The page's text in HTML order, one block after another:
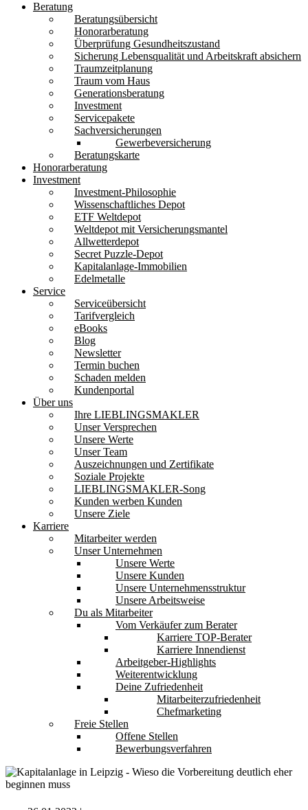
Beratung
Beratungsübersicht
Honorarberatung
Überprüfung Gesundheitszustand
Sicherung Lebensqualität und Arbeitskraft absichern
Traumzeitplanung
Traum vom Haus
Generationsberatung
Investment
Servicepakete
Sachversicherungen
Gewerbeversicherung
Beratungskarte
Honorarberatung
Investment
Investment-Philosophie
Wissenschaftliches Depot
ETF Weltdepot
Weltdepot mit Versicherungsmantel
Allwetterdepot
Secret Puzzle-Depot
Kapitalanlage-Immobilien
Edelmetalle
Service
Serviceübersicht
Tarifvergleich
eBooks
Blog
Newsletter
Termin buchen
Schaden melden
Kundenportal
Über uns
Ihre LIEBLINGSMAKLER
Unser Versprechen
Unsere Werte
Unser Team
Auszeichnungen und Zertifikate
Soziale Projekte
LIEBLINGSMAKLER-Song
Kunden werben Kunden
Unsere Ziele
Karriere
Mitarbeiter werden
Unser Unternehmen
Unsere Werte
Unsere Kunden
Unsere Unternehmensstruktur
Unsere Arbeitsweise
Du als Mitarbeiter
Vom Verkäufer zum Berater
Karriere TOP-Berater
Karriere Innendienst
Arbeitgeber-Highlights
Weiterentwicklung
Deine Zufriedenheit
Mitarbeiterzufriedenheit
Chefmarketing
Freie Stellen
Offene Stellen
Bewerbungsverfahren